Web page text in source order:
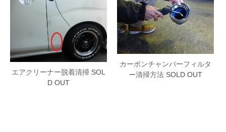
エアクリーナー脱着清掃SOL
D OUT
カーボンチャンバーフィルタ
ー清掃方法SOLD OUT